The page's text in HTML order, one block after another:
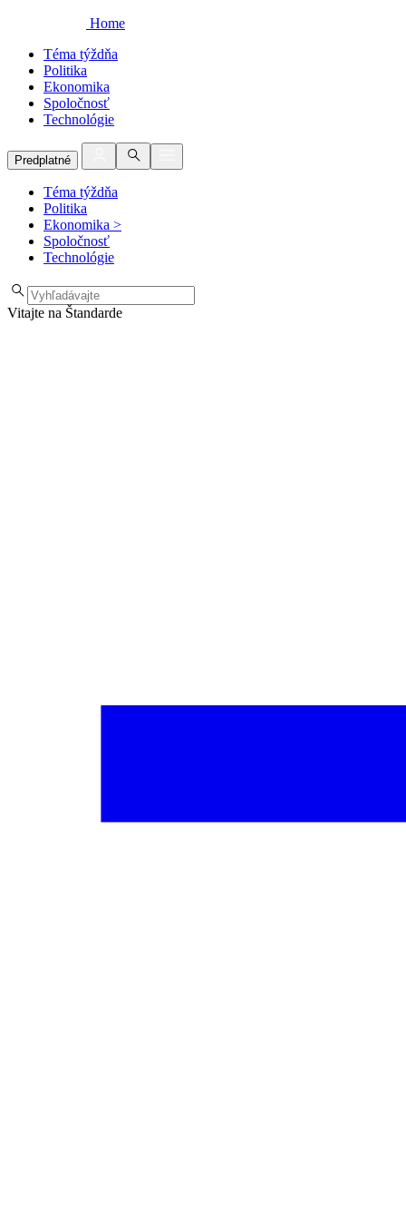
Home
Téma týždňa
Politika
Ekonomika
Spoločnosť
Technológie
Predplatné
Téma týždňa
Politika
Ekonomika >
Spoločnosť
Technológie
Vitajte na Štandarde